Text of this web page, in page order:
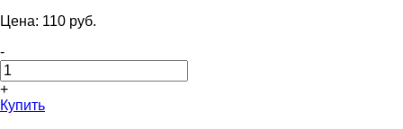
Цена: 110 pуб.
-
+
Купить